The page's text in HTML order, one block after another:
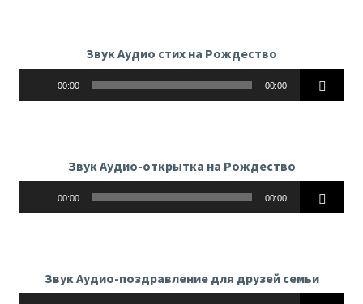
Звук Аудио стих на Рождество
00:00 00:00
Звук Аудио-открытка на Рождество
00:00 00:00
Звук Аудио-поздравление для друзей семьи